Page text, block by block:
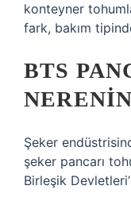
konteyner
fark, bakım
BTS
Şeker
şeker pancarı
Birleşik